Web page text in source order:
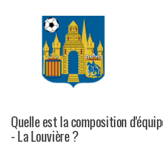
Quelle est la composition
- La Louvière ?